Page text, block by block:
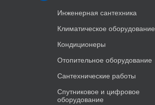
Инженерная сантехника
Климатическое оборудование
Кондиционеры
Отопительное оборудование
Сантехнические работы
Спутниковое и цифровое
оборудование